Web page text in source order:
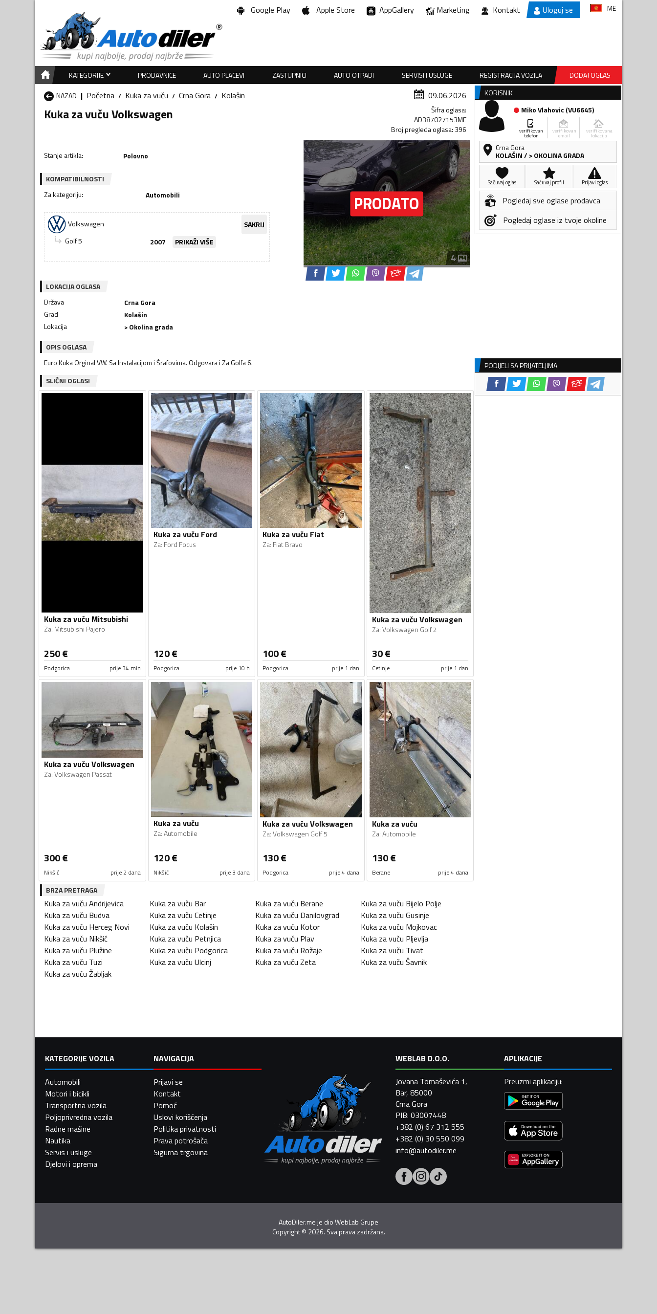
Google Play Apple Store AppGallery Marketing Kontakt Uloguj se ME
KATEGORIJE PRODAVNICE AUTO PLACEVI ZASTUPNICI AUTO OTPADI SERVISI I USLUGE REGISTRACIJA VOZILA
DODAJ OGLAS
NAZAD
Početna Kuka za vuču Crna Gora Kolašin 09.06.2026
Kuka za vuču Volkswagen Šifra oglasa:
AD387027153ME
Broj pregleda oglasa: 396
Stanje artikla: Polovno
KOMPATIBILNOSTI
Za kategoriju: Automobili
Volkswagen
SAKRIJ
Golf 5
2007 PRIKAŽI VIŠE
4
LOKACIJA OGLASA
Država
Crna Gora
Grad
Kolašin
Lokacija
> Okolina grada
OPIS OGLASA
Euro Kuka Orginal VW. Sa Instalacijom i Šrafovima. Odgovara i Za Golfa 6.
SLIČNI OGLASI
Kuka za vuču Mitsubishi
Za: Mitsubishi Pajero
250€
Podgorica prije 34 min
Kuka za vuču Ford
Za: Ford Focus
120€
Podgorica prije 10 h
Kuka za vuču Fiat
Za: Fiat Bravo
100€
Podgorica prije 1 dan
Kuka za vuču Volkswagen
Za:Volkswagen Golf 2
30€
Cetinje prije 1 dan
Kuka za vuču Volkswagen
Za:Volkswagen Passat
300€
Nikšić prije 2 dana
Kuka za vuču
Za:Automobile
120€
Nikšić prije 3 dana
Kuka za vuču Volkswagen
Za:Volkswagen Golf 5
130€
Podgorica prije 4 dana
Kuka za vuču
Za:Automobile
130€
Berane prije 4 dana
BRZA PRETRAGA
Kuka za vuču Andrijevica Kuka za vuču Bar Kuka za vuču Berane Kuka za vuču Bijelo Polje
Kuka za vuču Budva Kuka za vuču Cetinje Kuka za vuču Danilovgrad Kuka za vuču Gusinje
Kuka za vuču Herceg Novi Kuka za vuču Kolašin Kuka za vuču Kotor Kuka za vuču Mojkovac
Kuka za vuču Nikšić Kuka za vuču Petnjica Kuka za vuču Plav Kuka za vuču Pljevlja
Kuka za vuču Plužine Kuka za vuču Podgorica Kuka za vuču Rožaje Kuka za vuču Tivat
Kuka za vuču Tuzi Kuka za vuču Ulcinj Kuka za vuču Zeta Kuka za vuču Šavnik
Kuka za vuču Žabljak
KORISNIK
Miko Vlahovic (VU6645)
verifikovan
telefon
verifikovan
email
verifikovana
lokacija
Crna Gora
KOLAŠIN/ > OKOLINA GRADA
Sačuvaj oglas Sačuvaj profil Prijavi oglas
Pogledaj sve oglase prodavca
Pogledaj oglase iz tvoje okoline
PODIJELI SA PRIJATELJIMA
KATEGORIJE VOZILA
Automobili
Motori i bicikli
Transportna vozila
Poljoprivredna vozila
Radne mašine
Nautika
Servis i usluge
Djelovi i oprema
NAVIGACIJA
Prijavi se
Kontakt
Pomoć
Uslovi korišćenja
Politika privatnosti
Prava potrošača
Sigurna trgovina
WEBLAB D.O.O.
Jovana Tomaševića 1,
Bar, 85000
Crna Gora
PIB: 03007448
+382 (0) 67 312 555
+382 (0) 30 550 099
info@autodiler.me
APLIKACIJE
Preuzmi aplikaciju:
AutoDiler.me je dioWebLab Grupe
Copyright© 2026. Sva prava zadržana.